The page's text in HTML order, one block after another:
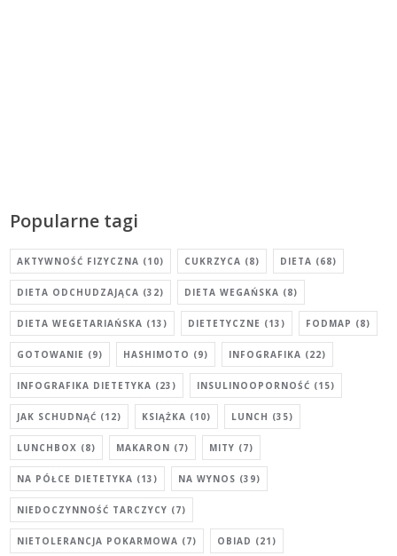
Popularne tagi
AKTYWNOŚĆ FIZYCZNA (10) CUKRZYCA (8) DIETA (68)
DIETA ODCHUDZAJĄCA (32) DIETA WEGAŃSKA (8)
DIETA WEGETARIAŃSKA (13) DIETETYCZNE (13) FODMAP (8)
GOTOWANIE (9) HASHIMOTO (9) INFOGRAFIKA (22)
INFOGRAFIKA DIETETYKA (23) INSULINOOPORNOŚĆ (15)
JAK SCHUDNĄĆ (12) KSIĄŻKA (10) LUNCH (35)
LUNCHBOX (8) MAKARON (7) MITY (7)
NA PÓŁCE DIETETYKA (13) NA WYNOS (39)
NIEDOCZYNNOŚĆ TARCZYCY (7)
NIETOLERANCJA POKARMOWA (7) OBIAD (21)